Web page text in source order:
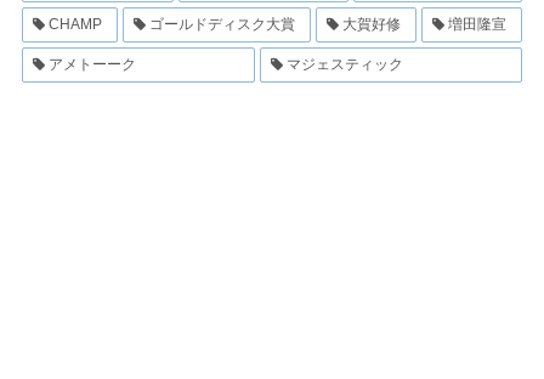
CHAMP ゴールドディスク大賞 大賀好修 増田隆宣
アメトーーク マジェスティック